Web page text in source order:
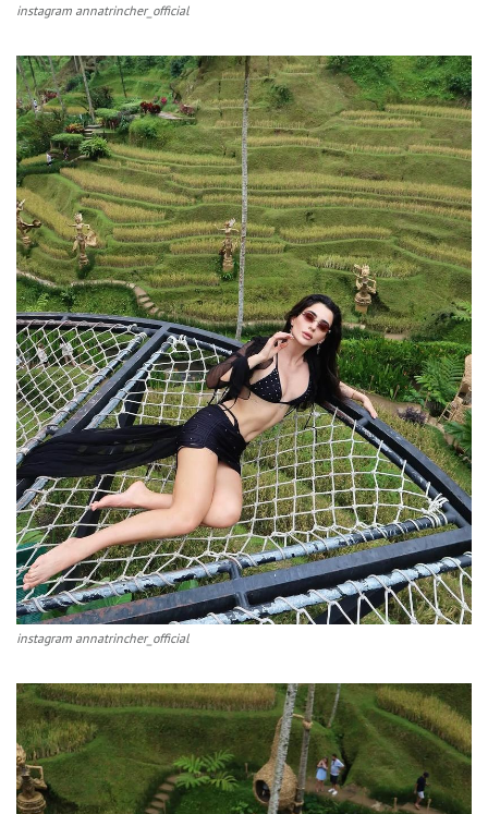
instagram annatrincher_official
instagram annatrincher_official